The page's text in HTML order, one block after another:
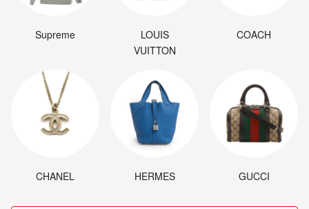
Supreme
LOUIS
VUITTON
COACH
CHANEL HERMES GUCCI